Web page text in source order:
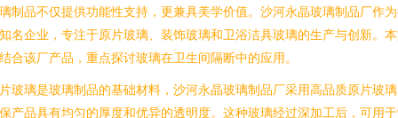
制品不仅提供功能性支持，更兼具美学价值。沙河永晶玻璃制品厂作
名企业，专注于原片玻璃、装饰玻璃和卫浴洁具玻璃的生产与创新。
合该厂产品，重点探讨玻璃在卫生间隔断中的应用。
玻璃是玻璃制品的基础材料，沙河永晶玻璃制品厂采用高品质原片玻
产品具有均匀的厚度和优异的透明度。这种玻璃经过深加工后，可用